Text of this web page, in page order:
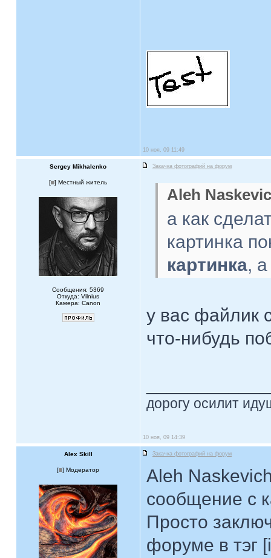
10 ноя, 09 11:49
Sergey Mikhalenko Закачка фотографий на форум
[ ] Местный житель
Сообщения: 5369
Откуда: Vilnius
Камера: Canon
Aleh
а как
картинка
картинка,
у вас файлик
что-нибудь
дорогу осилит
10 ноя, 09 14:39
Alex Skill Закачка фотографий на форум
[ ] Модератор
Aleh
сообщение с
Просто
форуме в тэг